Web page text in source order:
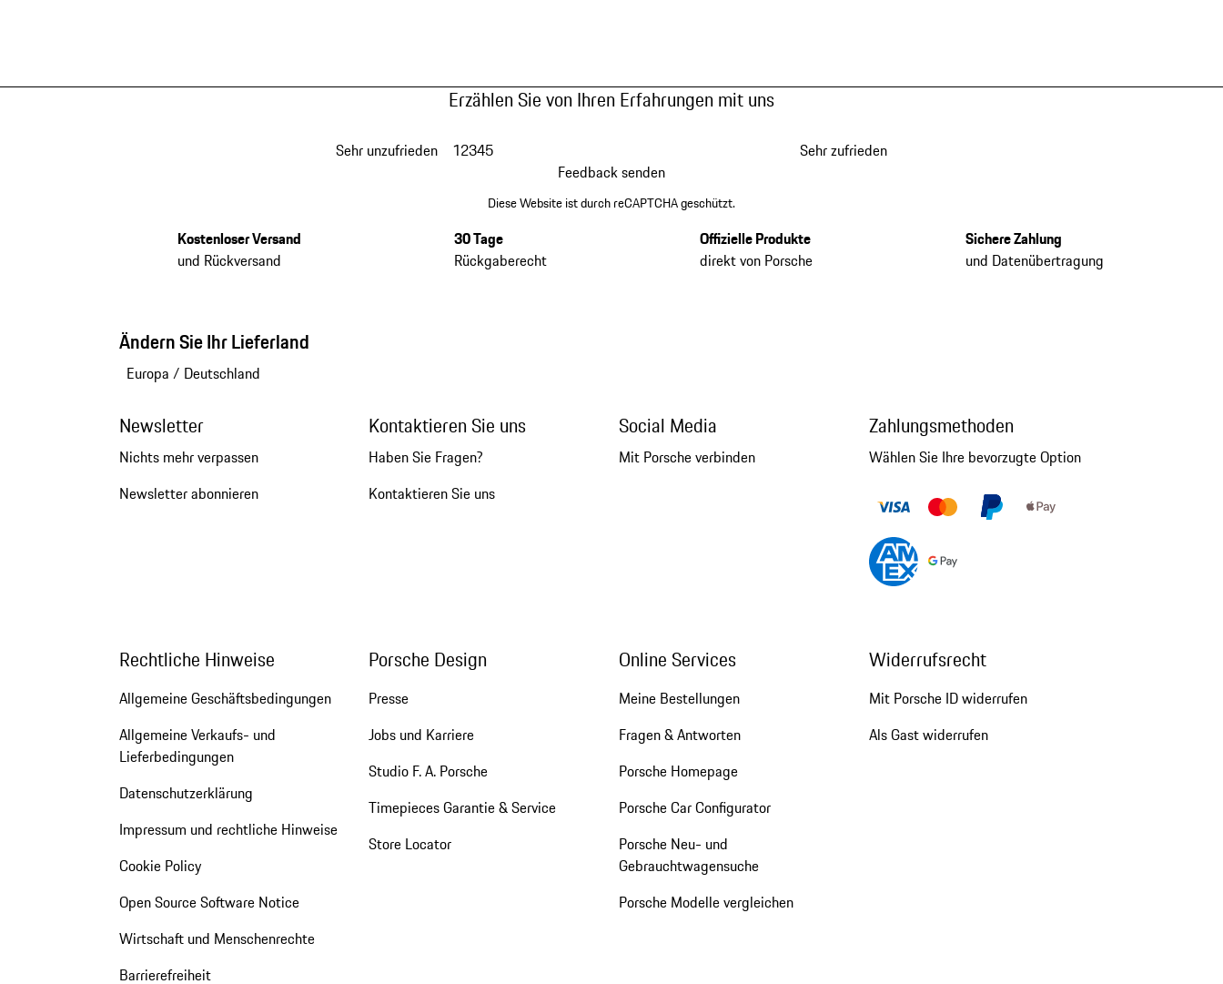
Erzählen Sie von Ihren Erfahrungen mit uns
Sehr unzufrieden 12345
Sehr zufrieden
Feedback senden
Diese Website ist durch reCAPTCHA geschützt.
Kostenloser Versand
und Rückversand
30 Tage
Rückgaberecht
Offizielle Produkte
direkt von Porsche
Sichere Zahlung
und Datenübertragung
Ändern Sie Ihr Lieferland
Europa / Deutschland
Newsletter
Nichts mehr verpassen
Newsletter abonnieren
Kontaktieren Sie uns
Haben Sie Fragen?
Kontaktieren Sie uns
Social Media
Mit Porsche verbinden
Zahlungsmethoden
Wählen Sie Ihre bevorzugte Option
Rechtliche Hinweise
Allgemeine Geschäftsbedingungen
Allgemeine Verkaufs- und
Lieferbedingungen
Datenschutzerklärung
Impressum und rechtliche Hinweise
Cookie Policy
Open Source Software Notice
Wirtschaft und Menschenrechte
Barrierefreiheit
Porsche Design
Presse
Jobs und Karriere
Studio F. A. Porsche
Timepieces Garantie & Service
Store Locator
Online Services
Meine Bestellungen
Fragen & Antworten
Porsche Homepage
Porsche Car Configurator
Porsche Neu- und
Gebrauchtwagensuche
Porsche Modelle vergleichen
Widerrufsrecht
Mit Porsche ID widerrufen
Als Gast widerrufen